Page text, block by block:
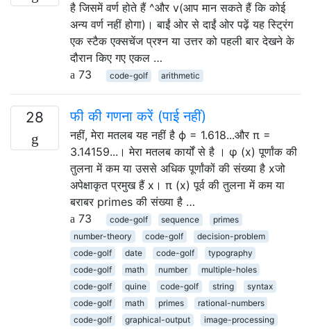
है जिसमें वर्ण होते हैं ^और v(आप मान सकते हैं कि कोई
अन्य वर्ण नहीं होगा)। बाईं ओर से दाईं ओर पढ़ें यह स्ट्रिंग
एक स्टैक एक्सचेंज प्रश्न या उत्तर को पहली बार देखने के
दौरान किए गए एकल …
73
code-golf arithmetic
28 फी की गणना करें (पाई नहीं)
नहीं, मेरा मतलब यह नहीं है ϕ = 1.618...और π =
3.14159...। मेरा मतलब कार्यों से है । φ (x) पूर्णांक की
तुलना में कम या उससे अधिक पूर्णांकों की संख्या है xजो
अपेक्षाकृत प्रमुख हैं x। π (x) पूर्व की तुलना में कम या
बराबर primes की संख्या है …
73
code-golf sequence
primes
number-theory
code-golf
decision-problem
code-golf
date code-golf
typography
code-golf
math number
multiple-holes
code-golf
quine code-golf string
syntax
code-golf
math primes
rational-numbers
code-golf
graphical-output image-processing